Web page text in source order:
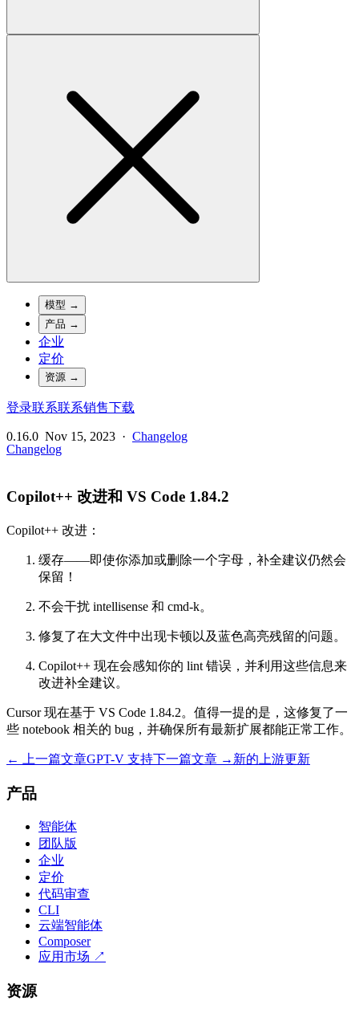
模型 →
产品 →
企业
定价
资源 →
登录联系联系销售下载
0.16.0 Nov 15, 2023 · Changelog
Changelog
Copilot++ 改进和 VS Code 1.84.2
Copilot++ 改进：
缓存——即使你添加或删除一个字母，补全建议仍然会
保留！
不会干扰 intellisense 和 cmd-k。
修复了在大文件中出现卡顿以及蓝色高亮残留的问题。
Copilot++ 现在会感知你的 lint 错误，并利用这些信息来
改进补全建议。
Cursor 现在基于 VS Code 1.84.2。值得一提的是，这修复了一
些 notebook 相关的 bug，并确保所有最新扩展都能正常工作。
← 上一篇文章GPT-V 支持下一篇文章 → 新的上游更新
产品
智能体
团队版
企业
定价
代码审查
CLI
云端智能体
Composer
应用市场 ↗
资源